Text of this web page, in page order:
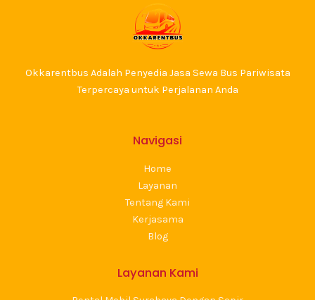
Okkarentbus Adalah Penyedia Jasa Sewa Bus Pariwisata
Terpercaya untuk Perjalanan Anda
Navigasi
Home
Layanan
Tentang Kami
Kerjasama
Blog
Layanan Kami